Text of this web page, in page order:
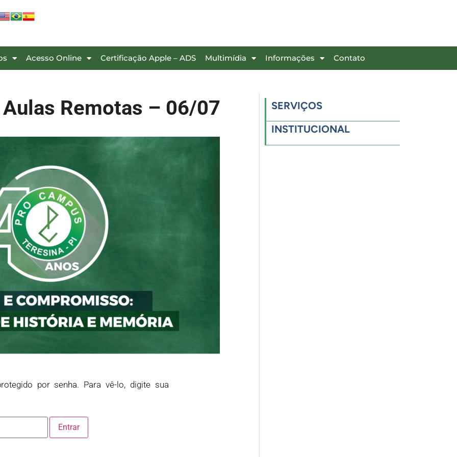
Acesso Online Certificação Apple – ADS Multimídia Informações Contato
Remotas – 06/07
por senha. Para vê-lo, digite sua
SERVIÇOS
INSTITUCIONAL